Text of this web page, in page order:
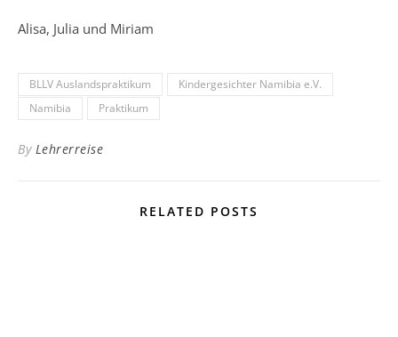
Alisa, Julia und Miriam
BLLV Auslandspraktikum
Kindergesichter Namibia e.V.
Namibia
Praktikum
By Lehrerreise
RELATED POSTS